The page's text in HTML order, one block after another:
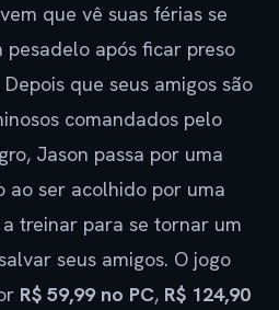
que vê suas férias se
após ficar preso
que seus amigos são
comandados pelo
Jason passa por uma
ao ser acolhido por uma
treinar para se tornar um
seus amigos. O jogo
R$ 59,99 no PC, R$ 124,90